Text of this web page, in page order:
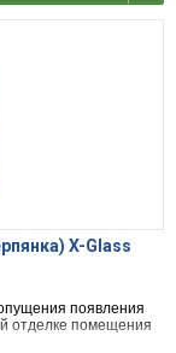
X-Glass
появления
отделке помещения